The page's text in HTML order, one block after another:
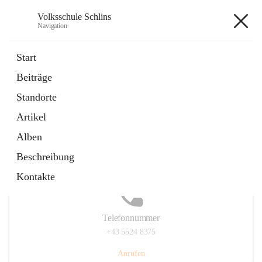
Volksschule Schlins
Navigation
Start
Beiträge
Standorte
Artikel
Alben
Beschreibung
Kontakte
Telefonnummer
+43 5524 8375
Anrufen